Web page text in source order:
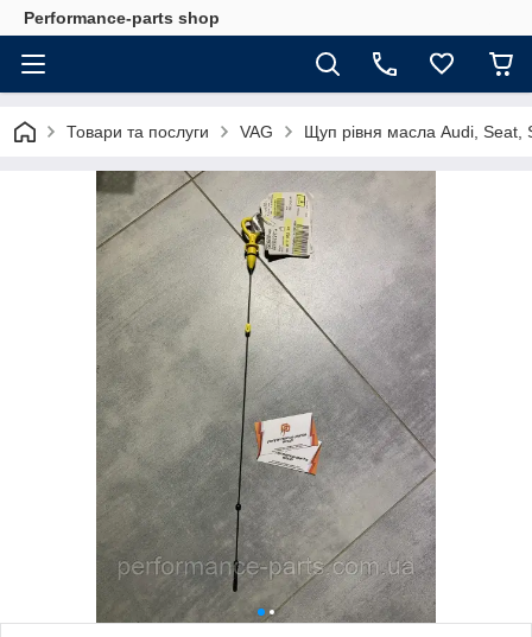
Performance-parts shop
Товари та послуги VAG Щуп рівня масла Audi, Seat,